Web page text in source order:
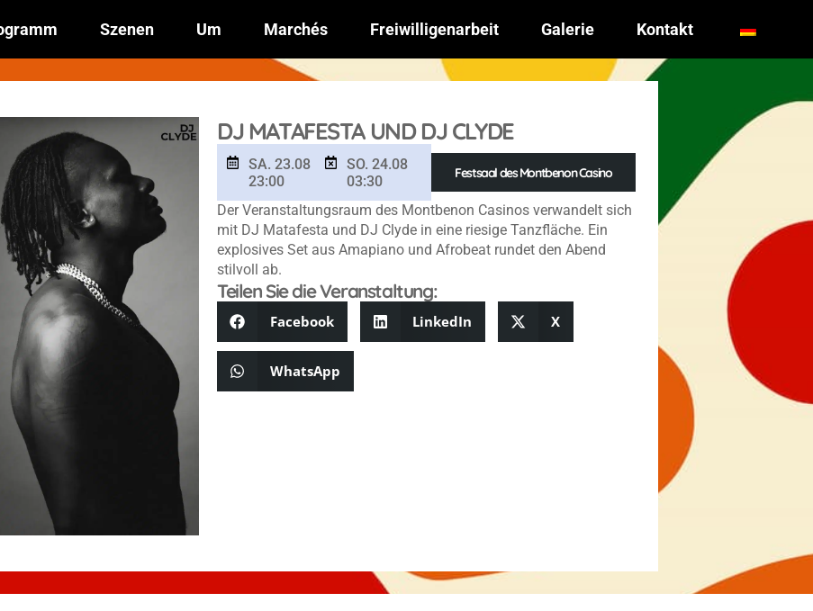
Szenen Um Marchés Freiwilligenarbeit Galerie Kontakt
DJ MATAFESTA UND DJ CLYDE
SA. 23.08
23:00
SO. 24.08
03:30
Festsaal des Montbenon Casino
Der Veranstaltungsraum des Montbenon Casinos verwandelt sich
mit DJ Matafesta und DJ Clyde in eine riesige Tanzfläche. Ein
explosives Set aus Amapiano und Afrobeat rundet den Abend
stilvoll ab.
Teilen Sie die Veranstaltung:
Facebook LinkedIn X
WhatsApp